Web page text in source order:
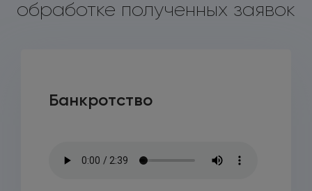
обработке полученных заявок
Банкротство